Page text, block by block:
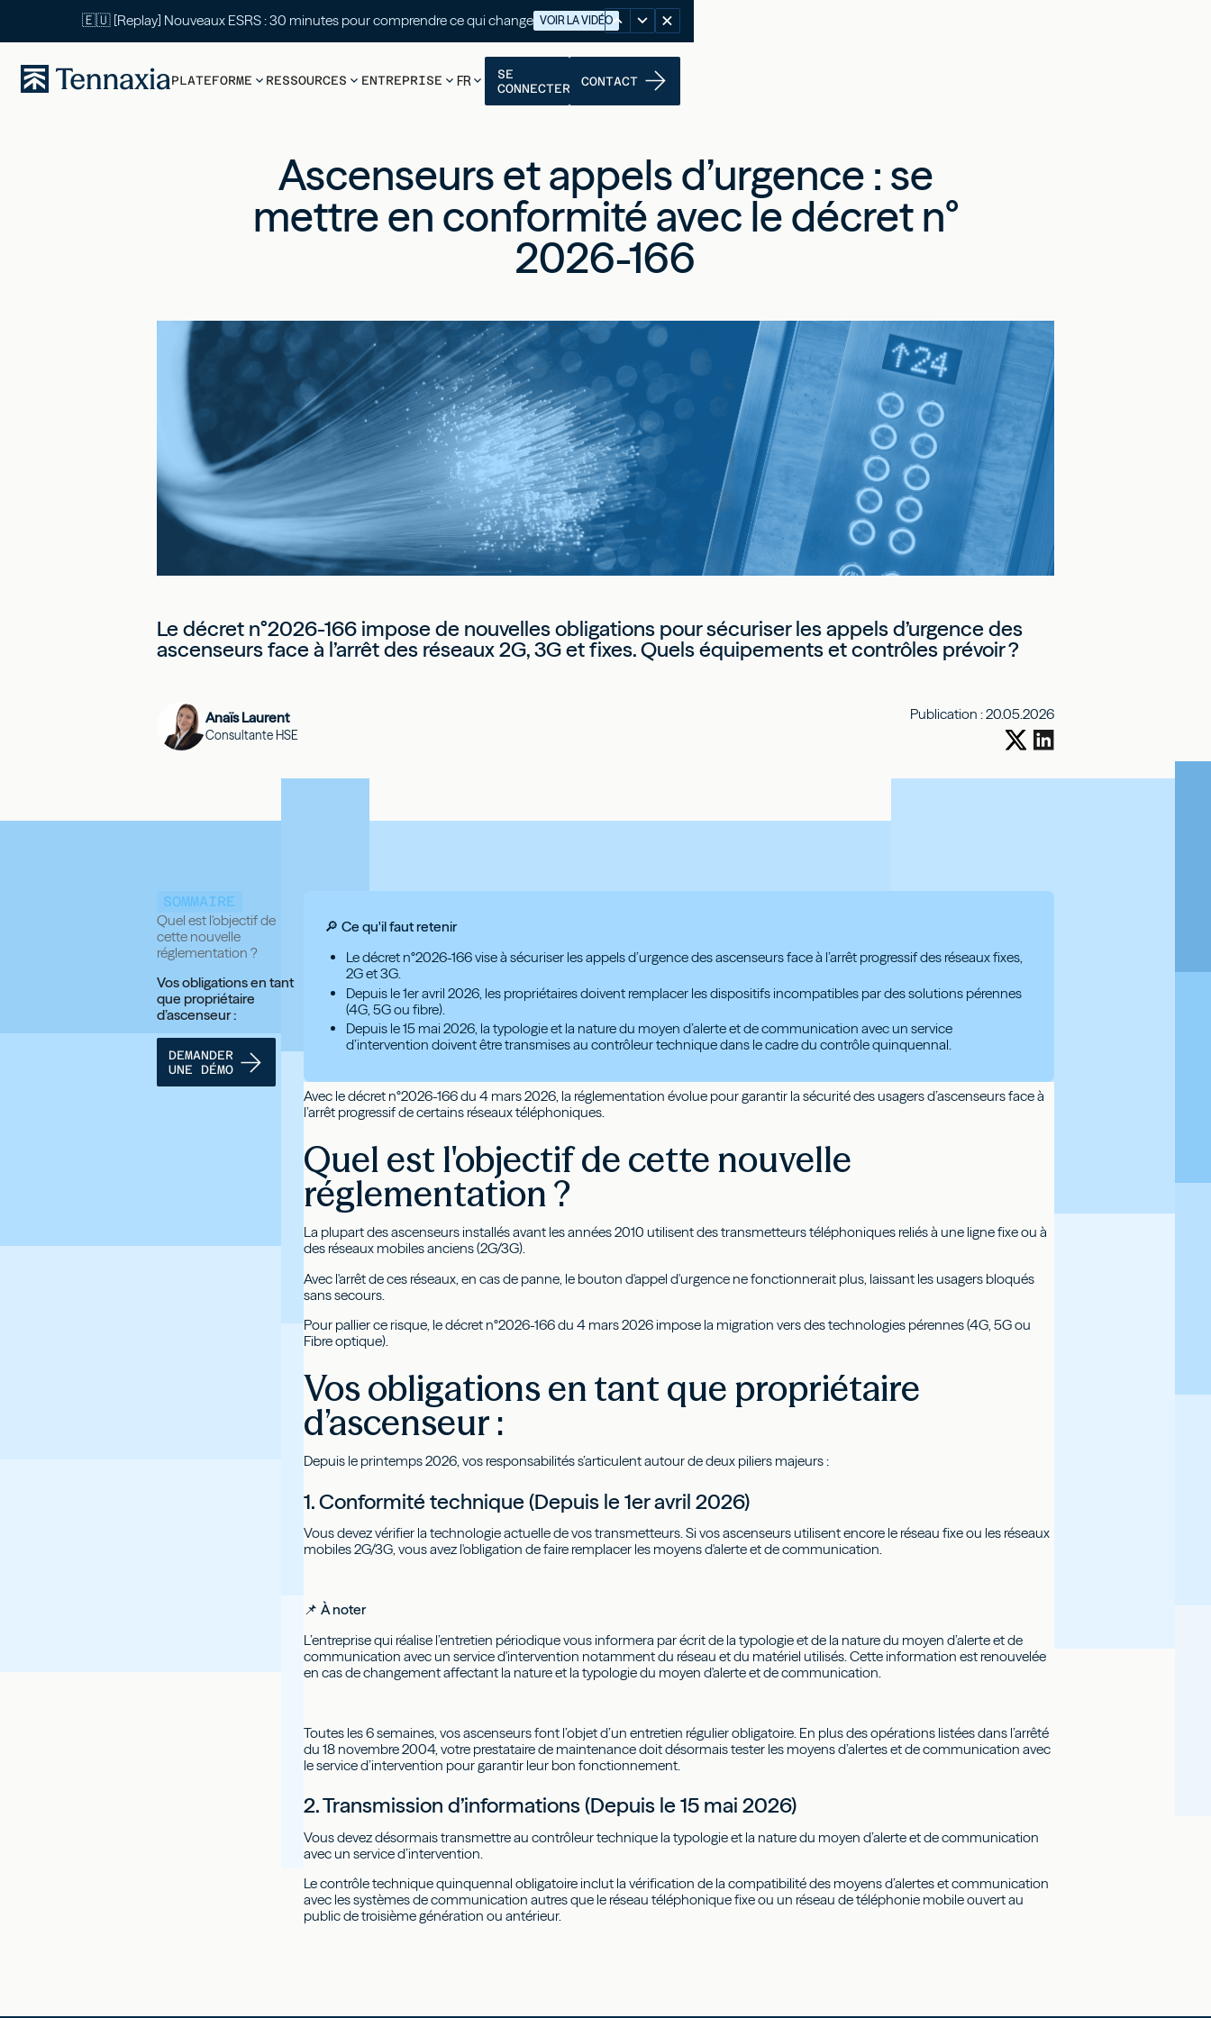
🇪🇺 [Replay] Nouveaux ESRS : 30 minutes pour comprendre ce qui change VOIR LA VIDÉO
PLATEFORME RESSOURCES ENTREPRISE FR
SE
CONNECTER
CONTACT
Ascenseurs et appels d’urgence : se
mettre en conformité avec le décret n°
2026-166
Le décret n°2026-166 impose de nouvelles obligations pour sécuriser les appels d’urgence des
ascenseurs face à l’arrêt des réseaux 2G, 3G et fixes. Quels équipements et contrôles prévoir ?
Anaïs Laurent
Consultante HSE
Publication :20.05.2026
SOMMAIRE
Quel est l'objectif de
cette nouvelle
réglementation ?
Vos obligations en tant
que propriétaire
d’ascenseur :
DEMANDER
UNE DÉMO
🔎 Ce qu'il faut retenir
Le décret n°2026-166 vise à sécuriser les appels d’urgence des ascenseurs face à l’arrêt progressif des réseaux fixes,
2G et 3G.
Depuis le 1er avril 2026, les propriétaires doivent remplacer les dispositifs incompatibles par des solutions pérennes
(4G, 5G ou fibre).
Depuis le 15 mai 2026, la typologie et la nature du moyen d’alerte et de communication avec un service
d’intervention doivent être transmises au contrôleur technique dans le cadre du contrôle quinquennal.
Avec le décret n°2026-166 du 4 mars 2026, la réglementation évolue pour garantir la sécurité des usagers d’ascenseurs face à
l’arrêt progressif de certains réseaux téléphoniques.
Quel est l'objectif de cette nouvelle
réglementation ?
La plupart des ascenseurs installés avant les années 2010 utilisent des transmetteurs téléphoniques reliés à une ligne fixe ou à
des réseaux mobiles anciens (2G/3G).
Avec l'arrêt de ces réseaux, en cas de panne, le bouton d'appel d'urgence ne fonctionnerait plus, laissant les usagers bloqués
sans secours.
Pour pallier ce risque, le décret n°2026-166 du 4 mars 2026 impose la migration vers des technologies pérennes (4G, 5G ou
Fibre optique).
Vos obligations en tant que propriétaire
d’ascenseur :
Depuis le printemps 2026, vos responsabilités s’articulent autour de deux piliers majeurs :
1. Conformité technique (Depuis le 1er avril 2026)
Vous devez vérifier la technologie actuelle de vos transmetteurs. Si vos ascenseurs utilisent encore le réseau fixe ou les réseaux
mobiles 2G/3G, vous avez l'obligation de faire remplacer les moyens d'alerte et de communication.
📌 À noter
L’entreprise qui réalise l’entretien périodique vous informera par écrit de la typologie et de la nature du moyen d’alerte et de
communication avec un service d'intervention notamment du réseau et du matériel utilisés. Cette information est renouvelée
en cas de changement affectant la nature et la typologie du moyen d'alerte et de communication.
Toutes les 6 semaines, vos ascenseurs font l’objet d’un entretien régulier obligatoire. En plus des opérations listées dans l’arrêté
du 18 novembre 2004, votre prestataire de maintenance doit désormais tester les moyens d’alertes et de communication avec
le service d’intervention pour garantir leur bon fonctionnement.
2. Transmission d’informations (Depuis le 15 mai 2026)
Vous devez désormais transmettre au contrôleur technique la typologie et la nature du moyen d’alerte et de communication
avec un service d’intervention.
Le contrôle technique quinquennal obligatoire inclut la vérification de la compatibilité des moyens d’alertes et communication
avec les systèmes de communication autres que le réseau téléphonique fixe ou un réseau de téléphonie mobile ouvert au
public de troisième génération ou antérieur.